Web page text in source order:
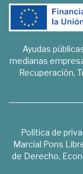
Ayudas
medianas
Recuperación,
Política de
Marcial Pons
de Derecho,